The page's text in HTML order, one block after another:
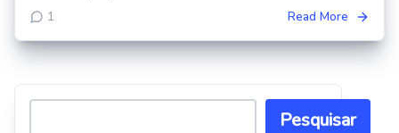
1
Read More
Pesquisar